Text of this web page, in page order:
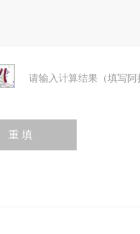
请输入计算结果（填写